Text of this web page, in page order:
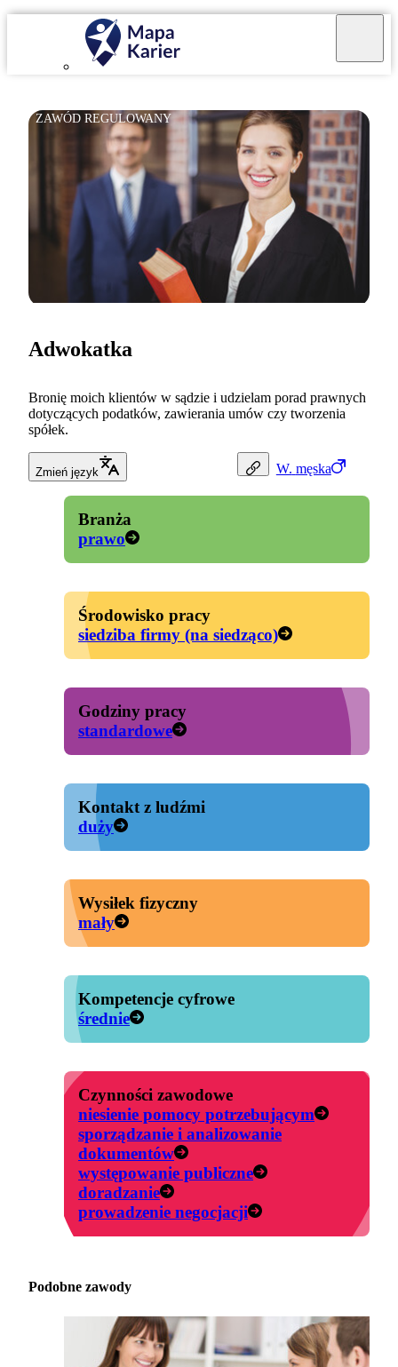
ZAWÓD REGULOWANY
W. męska
Adwokatka
Bronię moich klientów w sądzie i udzielam porad prawnych
dotyczących podatków, zawierania umów czy tworzenia
spółek.
Zmień język
Branża
prawo
Środowisko pracy
siedziba firmy (na siedząco)
Godziny pracy
standardowe
Kontakt z ludźmi
duży
Wysiłek fizyczny
mały
Kompetencje cyfrowe
średnie
Czynności zawodowe
niesienie pomocy potrzebującym
sporządzanie i analizowanie
dokumentów
występowanie publiczne
doradzanie
prowadzenie negocjacji
Podobne zawody